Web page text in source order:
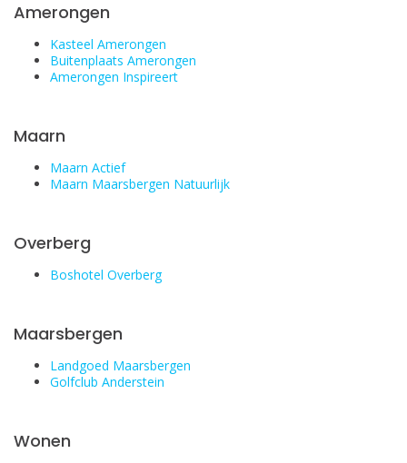
Amerongen
Kasteel Amerongen
Buitenplaats Amerongen
Amerongen Inspireert
Maarn
Maarn Actief
Maarn Maarsbergen Natuurlijk
Overberg
Boshotel Overberg
Maarsbergen
Landgoed Maarsbergen
Golfclub Anderstein
Wonen